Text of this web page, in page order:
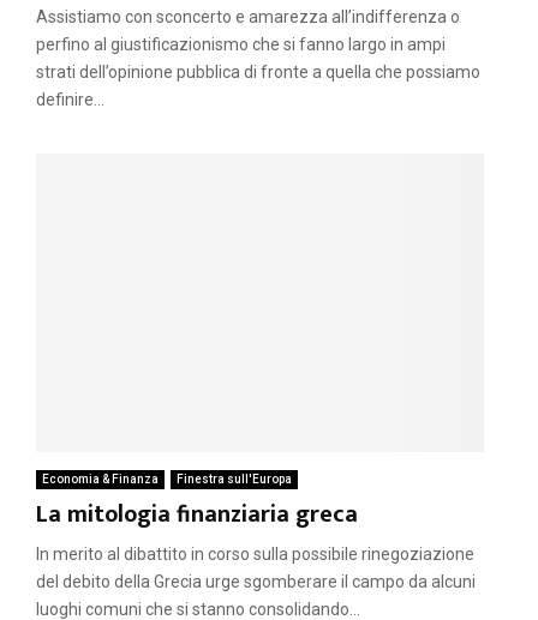
Assistiamo con sconcerto e amarezza all’indifferenza o
perfino al giustificazionismo che si fanno largo in ampi
strati dell’opinione pubblica di fronte a quella che possiamo
definire...
Economia & Finanza Finestra sull'Europa
La mitologia finanziaria greca
In merito al dibattito in corso sulla possibile rinegoziazione
del debito della Grecia urge sgomberare il campo da alcuni
luoghi comuni che si stanno consolidando...